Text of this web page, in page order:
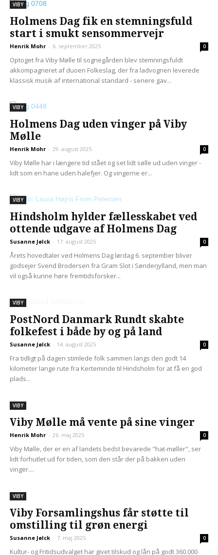
VIBY
Holmens Dag fik en stemningsfuld
start i smukt sensommervejr
Henrik Mohr - 6. september 2025 0
Optoget fra Viby Mølle til sognegården blev stemningsfuldt
akkompagneret af duoen Folkeslag, der fra ladvognen leverede
klassisk musik af international standard - senere gav...
VIBY
Holmens Dag uden vinger på Viby
Mølle
Henrik Mohr - 29. august 2025 0
Viby Mølle har i længere tid stået og set lidt sølle ud uden vinger -
lidt som en hane uden halefjer. Og vingerne er...
VIBY
Hindsholm hylder fællesskabet ved
ottende udgave af Holmens Dag
Susanne Jølck - 17. august 2025 0
Årets hovedtaler ved Holmens Dag lørdag 6. september bliver
godsejer Svend Brodersen fra Gram Slot i Sønderjylland, men man
vil også kunne høre fremtidsforsker...
VIBY
PostNord Danmark Rundt skabte
folkefest i både by og på land
Susanne Jølck - 14. august 2025 0
Fra tidligt på dagen stimlede folk sammen langs den godt 14
kilometer lange rute fra Kerteminde til Hindsholm for at få en god
plads...
VIBY
Viby Mølle må vente på sine vinger
Henrik Mohr - 26. maj 2025 0
Viby Mølle, der er en af landets bedst bevarede "hat-møller", ser
lidt forhutlet ud for tiden, som den står der på bakken uden
vinger....
VIBY
Viby Forsamlingshus får støtte til
omstilling til grøn energi
Susanne Jølck - 7. maj 2025 0
Kultur- og Fritidsudvalget har givet tilskud og lån på godt 360.000